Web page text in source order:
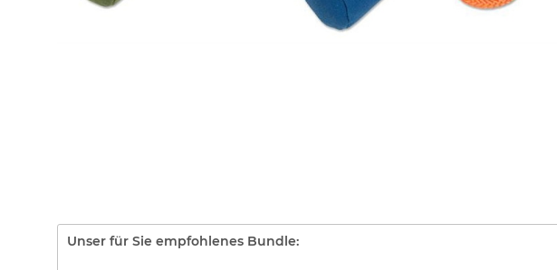
Unser für Sie empfohlenes Bundle: